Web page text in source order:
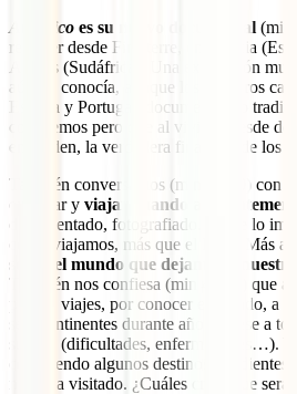
Atlántico es su nuevo documental (min
recorrer desde Finisterre, en Galicia
Agujas (Sudáfrica). Una expedición muy
aún no conocía, aunque los primeros
España y Portugal, documentando
conocemos pero que al vivirlas desde
entienden, la verdadera finalidad de los
También conversamos (min 39:10) con
explorar y viajar cuando
documentado, fotografiado. Sobre lo
cómo viajamos, más que el lugar. Más
sobre el mundo que dejamos a
También nos confiesa (min 46:30) que
por los viajes, por conocer el mundo, a
seis continentes durante años y pese a
sucede (dificultades, enfermedades…). Y
conociendo algunos destinos pendientes
no la ha visitado. ¿Cuáles crees que serán?